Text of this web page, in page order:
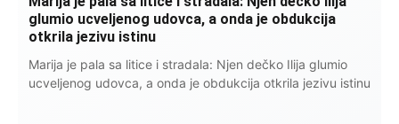
glumio ucveljenog udovca, a onda je obdukcija
otkrila jezivu istinu
Marija je pala sa litice i stradala: Njen dečko Ilija glumio
ucveljenog udovca, a onda je obdukcija otkrila jezivu istinu